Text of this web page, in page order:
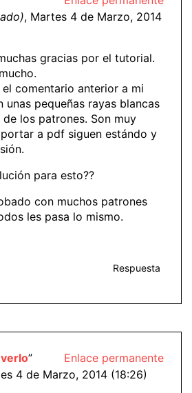
, Martes 4 de Marzo, 2014
gracias por el tutorial.
comentario anterior a mi
unas pequeñas rayas blancas
los patrones. Son muy
a pdf siguen estándo y
para esto??
con muchos patrones
les pasa lo mismo.
Respuesta
Enlace permanente
”
4 de Marzo, 2014 (18:26)